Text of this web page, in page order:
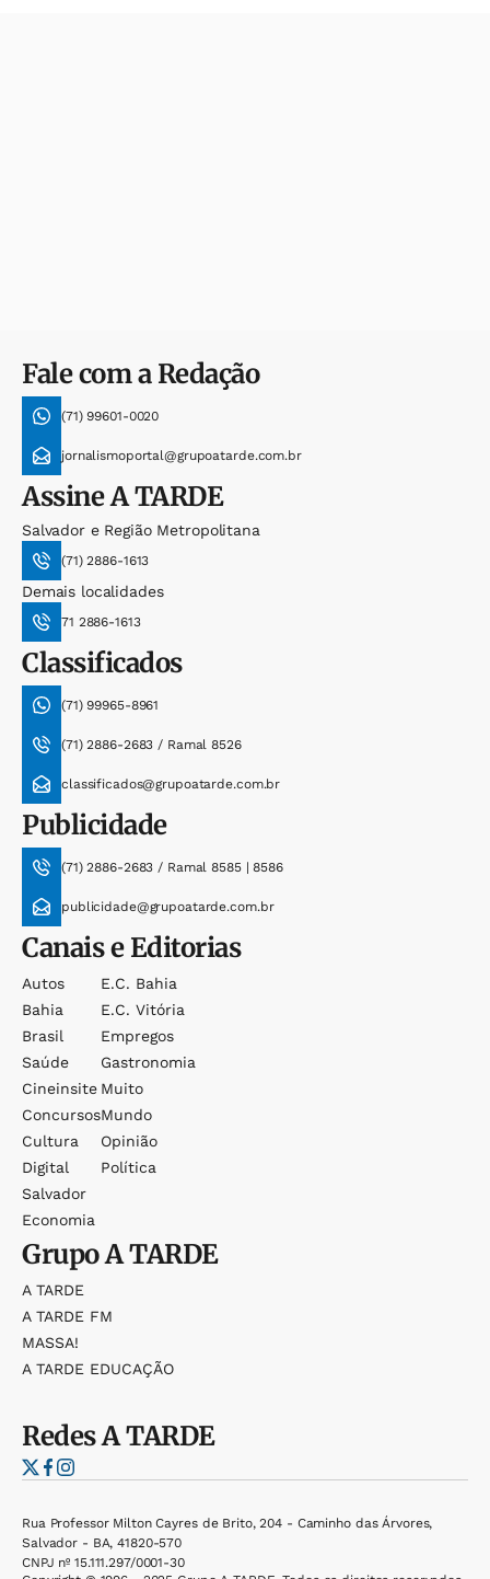
Fale com a Redação
(71) 99601-0020
jornalismoportal@grupoatarde.com.br
AssineA TARDE
Salvador e Região Metropolitana
(71) 2886-1613
Demais localidades
71 2886-1613
Classificados
(71) 99965-8961
(71) 2886-2683 / Ramal 8526
classificados@grupoatarde.com.br
Publicidade
(71) 2886-2683 / Ramal 8585 | 8586
publicidade@grupoatarde.com.br
Canais e Editorias
Autos
Bahia
Brasil
Saúde
Cineinsite
Concursos
Cultura
Digital
Salvador
Economia
E.c. Bahia
E.c. Vitória
Empregos
Gastronomia
Muito
Mundo
Opinião
Política
GrupoA TARDE
A TARDE
A TARDE FM
MASSA!
A TARDE EDUCAÇÃO
RedesA TARDE
Rua Professor Milton Cayres de Brito, 204 - Caminho das Árvores,
Salvador - BA, 41820-570
CNPJ nº 15.111.297/0001-30